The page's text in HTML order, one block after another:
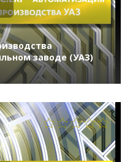
заводе (УАЗ)